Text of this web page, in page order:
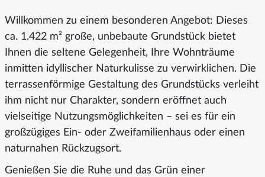
Willkommen zu einem besonderen Angebot: Dieses
ca. 1.422 m² große, unbebaute Grundstück bietet
Ihnen die seltene Gelegenheit, Ihre Wohnträume
inmitten idyllischer Naturkulisse zu verwirklichen. Die
terrassenförmige Gestaltung des Grundstücks verleiht
ihm nicht nur Charakter, sondern eröffnet auch
vielseitige Nutzungsmöglichkeiten – sei es für ein
großzügiges Ein- oder Zweifamilienhaus oder einen
naturnahen Rückzugsort.
Genießen Sie die Ruhe und das Grün einer